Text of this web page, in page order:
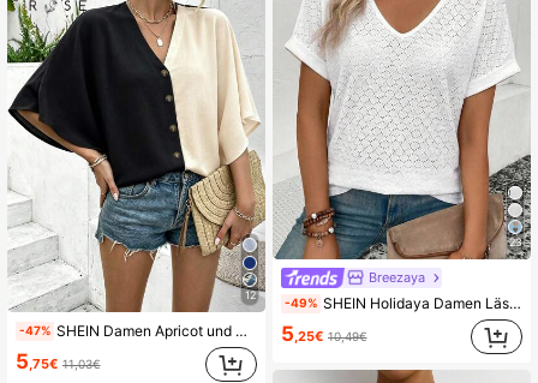
12
-47% SHEIN Damen Apricot und Schwarz farblich abgesetztes elegantes einfarbiges V-Ausschnitt Raglanärmel Knopf Dekor Strandresort Frühling/Sommer neue vielseitige Bluse mit Designdetails, V-Ausschnitt Fledermausärmel Bluse, Knopfleiste vorne, vielseitig, lässige Urlaubsbluse
5 ,75€ 11,03€
23
Breezaya
-49% SHEIN Holidaya Damen Lässig Basic V-Ausschnitt Umschlag Manschette Weiß Polka Punkt Jacquard T-Shirt
5 ,25€ 10,49€